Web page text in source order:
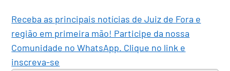
Receba as principais notícias de Juiz de Fora e
região em primeira mão! Participe da nossa
Comunidade no WhatsApp. Clique no link e
inscreva-se